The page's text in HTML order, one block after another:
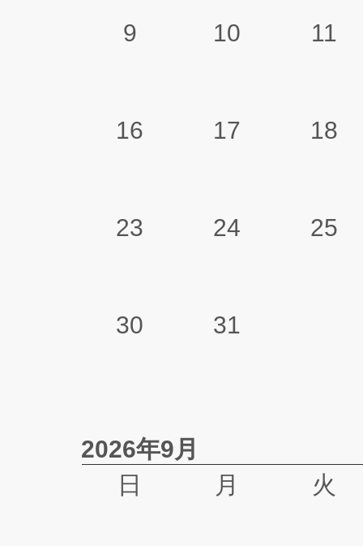
9 10 11
16 17 18
23 24 25
30 31
2026年9月
日
月 火